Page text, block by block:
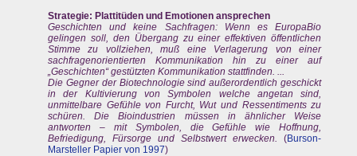
Strategie: Plattitüden und Emotionen ansprechen
Geschichten und keine Sachfragen: Wenn es EuropaBio
gelingen soll, den Übergang zu einer effektiven öffentlichen
Stimme zu vollziehen, muß eine Verlagerung von einer
sachfragenorientierten Kommunikation hin zu einer auf
„Geschichten“ gestützten Kommunikation stattfinden. ...
Die Gegner der Biotechnologie sind außerordentlich geschickt
in der Kultivierung von Symbolen welche angetan sind,
unmittelbare Gefühle von Furcht, Wut und Ressentiments zu
schüren. Die Bioindustrien müssen in ähnlicher Weise
antworten – mit Symbolen, die Gefühle wie Hoffnung,
Befriedigung, Fürsorge und Selbstwert erwecken.
(Burson-
Marsteller Papier von 1997)